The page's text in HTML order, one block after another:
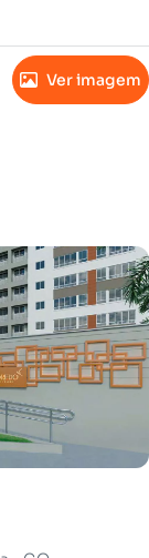
Ver imagem